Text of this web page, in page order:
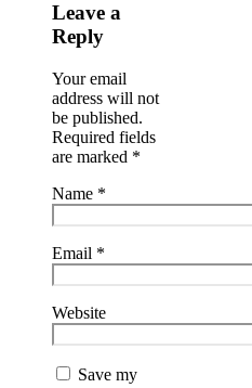
Leave a
Reply
Your email
address will not
be published.
Required fields
are marked *
Name *
Email *
Website
Save my